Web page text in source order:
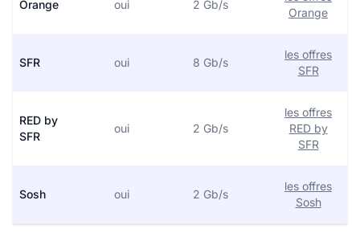
Orange oui 2 Gb/s
Orange
SFR oui 8 Gb/s
les offres
SFR
RED by
SFR
oui 2 Gb/s
les offres
RED by
SFR
Sosh oui 2 Gb/s
les offres
Sosh